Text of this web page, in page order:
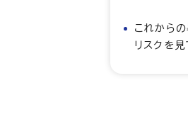
これから
リスクを見